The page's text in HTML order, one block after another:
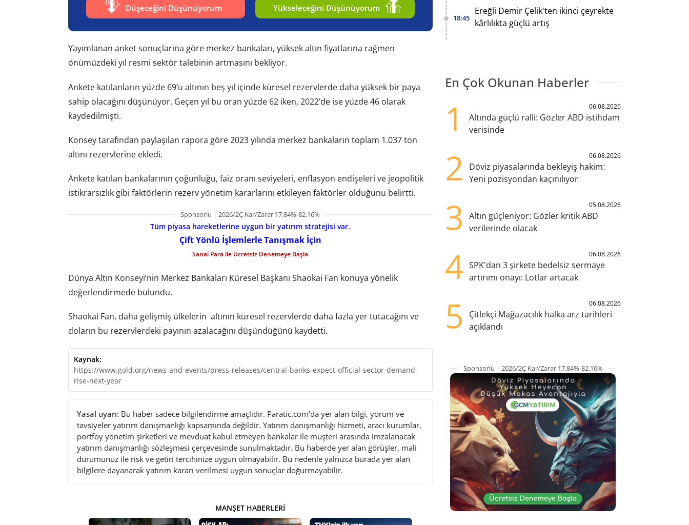
Düşeceğini Düşünüyorum Yükseleceğini Düşünüyorum
Yayımlanan anket sonuçlarına göre merkez bankaları, yüksek altın fiyatlarına rağmen
önümüzdeki yıl resmi sektör talebinin artmasını bekliyor.
Ankete katılanların yüzde 69’u altının beş yıl içinde küresel rezervlerde daha yüksek bir paya
sahip olacağını düşünüyor. Geçen yıl bu oran yüzde 62 iken, 2022’de ise yüzde 46 olarak
kaydedilmişti.
Konsey tarafından paylaşılan rapora göre 2023 yılında merkez bankaların toplam 1.037 ton
altını rezervlerine ekledi.
Ankete katılan bankalarının çoğunluğu, faiz oranı seviyeleri, enflasyon endişeleri ve jeopolitik
istikrarsızlık gibi faktörlerin rezerv yönetim kararlarını etkileyen faktörler olduğunu belirtti.
Sponsorlu | 2026/2Ç Kar/Zarar 17.84%-82.16%
Tüm piyasa hareketlerine uygun bir yatırım stratejisi var.
Çift Yönlü İşlemlerle Tanışmak İçin
Sanal Para ile Ücretsiz Denemeye Başla
Dünya Altın Konseyi’nin Merkez Bankaları Küresel Başkanı Shaokai Fan konuya yönelik
değerlendirmede bulundu.
Shaokai Fan, daha gelişmiş ülkelerin altının küresel rezervlerde daha fazla yer tutacağını ve
doların bu rezervlerdeki payının azalacağını düşündüğünü kaydetti.
Kaynak:
https://www.gold.org/news-and-events/press-releases/central-banks-expect-official-sector-demand-
rise-next-year
Yasal uyarı: Bu haber sadece bilgilendirme amaçlıdır. Paratic.com’da yer alan bilgi, yorum ve
tavsiyeler yatırım danışmanlığı kapsamında değildir. Yatırım danışmanlığı hizmeti, aracı kurumlar,
portföy yönetim şirketleri ve mevduat kabul etmeyen bankalar ile müşteri arasında imzalanacak
yatırım danışmanlığı sözleşmesi çerçevesinde sunulmaktadır. Bu haberde yer alan görüşler, mali
durumunuz ile risk ve getiri tercihinize uygun olmayabilir. Bu nedenle yalnızca burada yer alan
bilgilere dayanarak yatırım kararı verilmesi uygun sonuçlar doğurmayabilir.
MANŞET HABERLERI
18:45
Ereğli Demir Çelik'ten ikinci çeyrekte
kârlılıkta güçlü artış
En Çok Okunan Haberler
1 06.08.2026
Altında güçlü ralli: Gözler ABD istihdam
verisinde
2 06.08.2026
Döviz piyasalarında bekleyiş hakim:
Yeni pozisyondan kaçınılıyor
3 05.08.2026
Altın güçleniyor: Gözler kritik ABD
verilerinde olacak
4 06.08.2026
SPK'dan 3 şirkete bedelsiz sermaye
artırımı onayı: Lotlar artacak
5 06.08.2026
Çitlekçi Mağazacılık halka arz tarihleri
açıklandı
Sponsorlu | 2026/2Ç Kar/Zarar 17.84%-82.16%